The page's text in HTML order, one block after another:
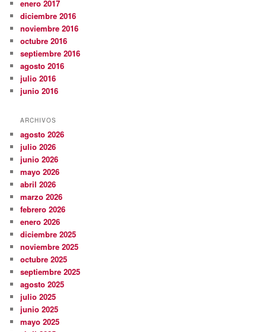
enero 2017
diciembre 2016
noviembre 2016
octubre 2016
septiembre 2016
agosto 2016
julio 2016
junio 2016
ARCHIVOS
agosto 2026
julio 2026
junio 2026
mayo 2026
abril 2026
marzo 2026
febrero 2026
enero 2026
diciembre 2025
noviembre 2025
octubre 2025
septiembre 2025
agosto 2025
julio 2025
junio 2025
mayo 2025